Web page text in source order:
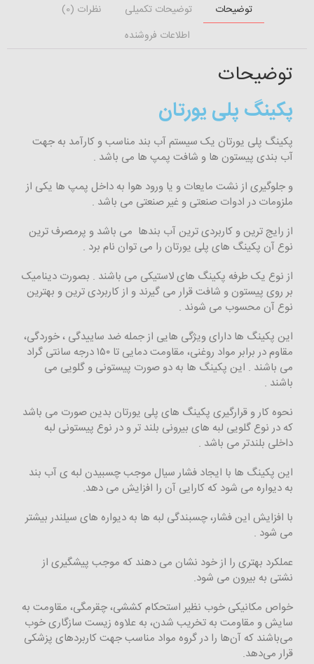
توضیحات توضیحات تکمیلی
نظرات (0)
اطلاعات فروشنده
توضیحات
پکینگ پلی یورتان
پکینگ پلی یورتان یک سیستم آب بند مناسب و کارآمد به جهت
آب بندی پیستون ها و شافت پمپ ها می باشد .
و جلوگیری از نشت مایعات و یا ورود هوا به داخل پمپ ها یکی از
ملزومات در ادوات صنعتی و غیر صنعتی می باشد .
از رایج ترین و کاربردی ترین آب بندها می باشد و پرمصرف ترین
نوع آن پکینگ های پلی یورتان را می توان نام برد .
از نوع یک طرفه پکینگ های لاستیکی می باشند . بصورت دینامیک
بر روی پیستون و شافت قرار می گیرند و از کاربردی ترین و بهترین
نوع آن محسوب می شوند .
این پکینگ ها دارای ویژگی هایی از جمله ضد ساییدگی ، خوردگی،
مقاوم در برابر مواد روغنی، مقاومت دمایی تا ۱۵۰ درجه سانتی گراد
می باشند . این پکینگ ها به دو صورت پیستونی و گلویی می
باشند .
نحوه کار و قرارگیری پکینگ های پلی یورتان بدین صورت می باشد
که در نوع گلویی لبه های بیرونی بلند تر و در نوع پیستونی لبه
داخلی بلندتر می باشد .
این پکینگ ها با ایجاد فشار سیال موجب چسبیدن لبه ی آب بند
به دیواره می شود که کارایی آن را افزایش می دهد.
با افزایش این فشار، چسبندگی لبه ها به دیواره های سیلندر بیشتر
می شود .
عملکرد بهتری را از خود نشان می دهند که موجب پیشگیری از
نشتی به بیرون می شود.
خواص مکانیکی خوب نظیر استحکام کششی، چقرمگی، مقاومت به
سایش و مقاومت به تخریب شدن، به علاوه زیست سازگاری خوب
می‌باشند که آن‌ها را در گروه مواد مناسب جهت کاربردهای پزشکی
قرار می‌دهد.